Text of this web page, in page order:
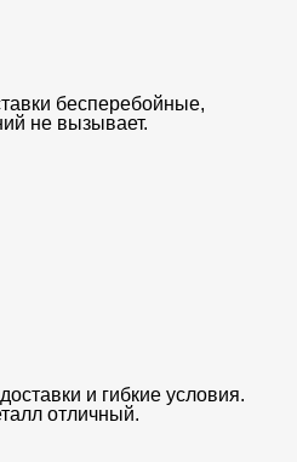
бесперебойные,
не вызывает.
и гибкие условия.
отличный.